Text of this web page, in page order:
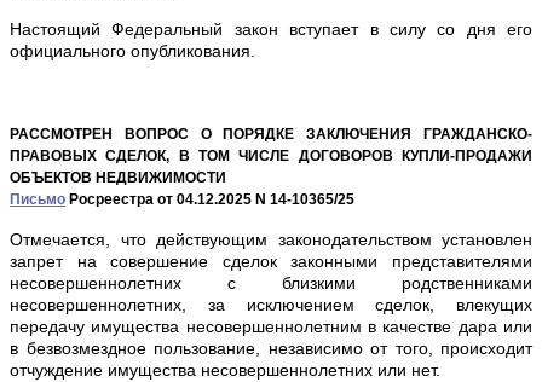
Настоящий Федеральный закон вступает в силу со дня его
официального опубликования.
РАССМОТРЕН ВОПРОС О ПОРЯДКЕ ЗАКЛЮЧЕНИЯ ГРАЖДАНСКО-
ПРАВОВЫХ СДЕЛОК, В ТОМ ЧИСЛЕ ДОГОВОРОВ КУПЛИ-ПРОДАЖИ
ОБЪЕКТОВ НЕДВИЖИМОСТИ
Письмо Росреестра от 04.12.2025 N 14-10365/25
Отмечается, что действующим законодательством установлен
запрет на совершение сделок законными представителями
несовершеннолетних с близкими родственниками
несовершеннолетних, за исключением сделок, влекущих
передачу имущества несовершеннолетним в качестве дара или
в безвозмездное пользование, независимо от того, происходит
отчуждение имущества несовершеннолетних или нет.